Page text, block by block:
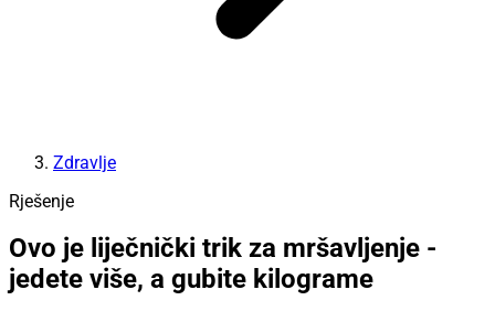
Zdravlje
Rješenje
Ovo je liječnički trik za mršavljenje -
jedete više, a gubite kilograme